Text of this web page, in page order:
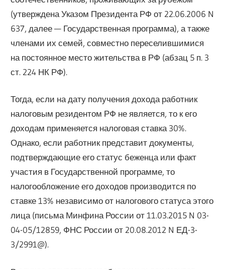
(утверждена Указом Президента РФ от 22.06.2006 N
637, далее — Государственная программа), а также
членами их семей, совместно переселившимися
на постоянное место жительства в РФ (абзац 5 п. 3
ст. 224 НК РФ).
Тогда, если на дату получения дохода работник
налоговым резидентом РФ не является, то к его
доходам применяется налоговая ставка 30%.
Однако, если работник представит документы,
подтверждающие его статус беженца или факт
участия в Государственной программе, то
налогообложение его доходов производится по
ставке 13% независимо от налогового статуса этого
лица (письма Минфина России от 11.03.2015 N 03-
04-05/12859, ФНС России от 20.08.2012 N ЕД-3-
3/2991@).